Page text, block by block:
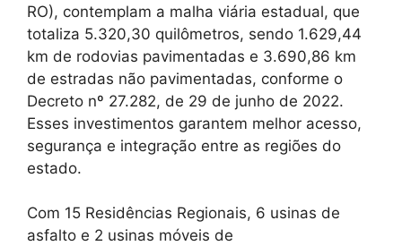
RO), contemplam a malha viária estadual, que
totaliza 5.320,30 quilômetros, sendo 1.629,44
km de rodovias pavimentadas e 3.690,86 km
de estradas não pavimentadas, conforme o
Decreto nº 27.282, de 29 de junho de 2022.
Esses investimentos garantem melhor acesso,
segurança e integração entre as regiões do
estado.
Com 15 Residências Regionais, 6 usinas de
asfalto e 2 usinas móveis de